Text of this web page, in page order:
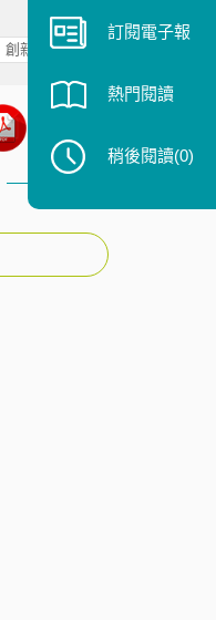
創新創業
訂閱電子報
熱門閱讀
稍後閱讀(0)